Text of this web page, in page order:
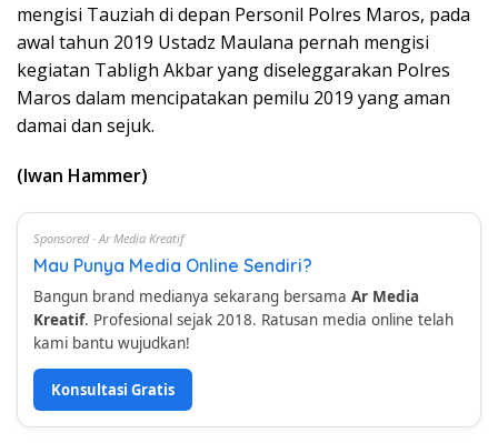
mengisi Tauziah di depan Personil Polres Maros, pada
awal tahun 2019 Ustadz Maulana pernah mengisi
kegiatan Tabligh Akbar yang diseleggarakan Polres
Maros dalam mencipatakan pemilu 2019 yang aman
damai dan sejuk.
(Iwan Hammer)
Sponsored · Ar Media Kreatif
Mau Punya Media Online Sendiri?
Bangun brand medianya sekarang bersama Ar Media
Kreatif. Profesional sejak 2018. Ratusan media online telah
kami bantu wujudkan!
Konsultasi Gratis